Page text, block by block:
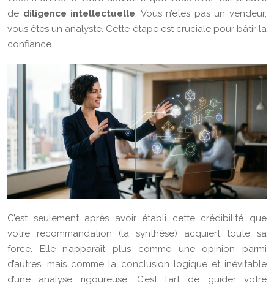
de diligence intellectuelle. Vous n’êtes pas un vendeur,
vous êtes un analyste. Cette étape est cruciale pour bâtir la
confiance.
C’est seulement après avoir établi cette crédibilité que
votre recommandation (la synthèse) acquiert toute sa
force. Elle n’apparaît plus comme une opinion parmi
d’autres, mais comme la conclusion logique et inévitable
d’une analyse rigoureuse. C’est l’art de guider votre